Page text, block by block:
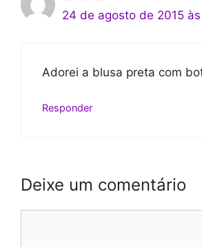
24 de agosto de 2015 às
Adorei a blusa preta com
Responder
Deixe um comentário